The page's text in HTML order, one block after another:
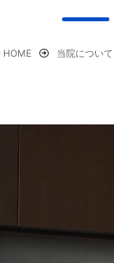
HOME 当院について